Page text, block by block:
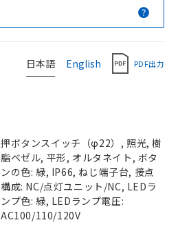
日本語 English PDF出力
押ボタンスイッチ（φ22）, 照光, 樹
脂ベゼル, 平形, オルタネイト, ボタ
ンの色: 緑, IP66, ねじ端子台, 接点
構成: NC/点灯ユニット/NC, LEDラ
ンプ色: 緑, LEDランプ電圧:
AC100/110/120V